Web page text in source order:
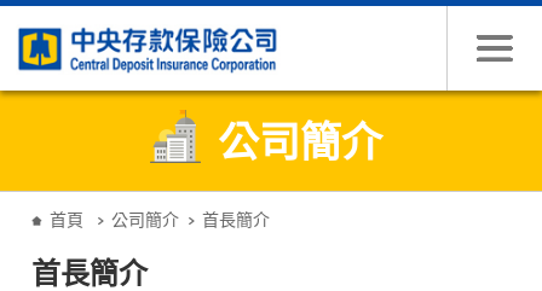
公司簡介
首頁 公司簡介 首長簡介
首長簡介